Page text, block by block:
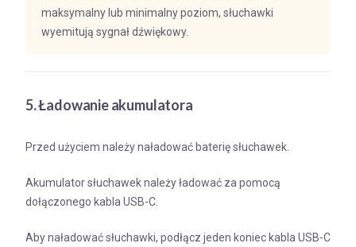
maksymalny lub minimalny poziom, słuchawki
wyemitują sygnał dźwiękowy.
5. Ładowanie akumulatora
Przed użyciem należy naładować baterię słuchawek.
Akumulator słuchawek należy ładować za pomocą
dołączonego kabla USB-C.
Aby naładować słuchawki, podłącz jeden koniec kabla USB-C